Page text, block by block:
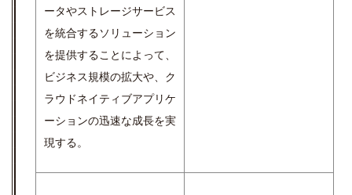
ータやストレージサービス
を統合するソリューション
を提供することによって、
ビジネス規模の拡大や、ク
ラウドネイティブアプリケ
ーションの迅速な成長を実
現する。